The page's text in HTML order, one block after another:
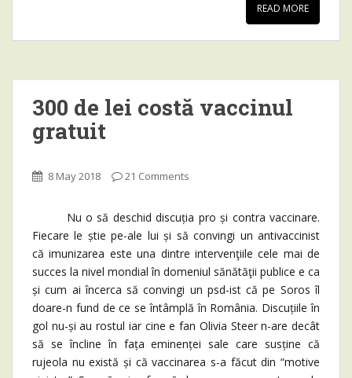
READ MORE
300 de lei costă vaccinul
gratuit
8 May 2018 21 Comments
Nu o să deschid discuția pro și contra vaccinare.
Fiecare le știe pe-ale lui și să convingi un antivaccinist
că imunizarea este una dintre intervenţiile cele mai de
succes la nivel mondial în domeniul sănătăţii publice e ca
și cum ai încerca să convingi un psd-ist că pe Soros îl
doare-n fund de ce se întâmplă în România. Discuțiile în
gol nu-și au rostul iar cine e fan Olivia Steer n-are decât
să se încline în fața eminenței sale care susține că
rujeola nu există și că vaccinarea s-a făcut din “motive